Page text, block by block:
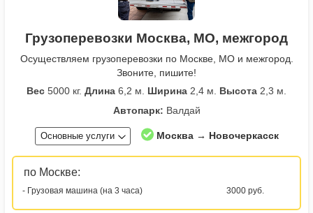
Грузоперевозки Москва, МО, межгород
Осуществляем грузоперевозки по Москве, МО и межгород.
Звоните, пишите!
Вес 5000 кг. Длина 6,2 м. Ширина 2,4 м. Высота 2,3 м.
Автопарк: Валдай
Основные услуги Москва → Новочеркасск
по Москве:
- Грузовая машина (на 3 часа) 3000 руб.